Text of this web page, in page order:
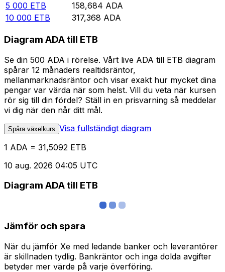
5 000 ETB 158,684 ADA
10 000 ETB 317,368 ADA
Diagram ADA till ETB
Se din 500 ADA i rörelse. Vårt live ADA till ETB diagram
spårar 12 månaders realtidsräntor,
mellanmarknadsräntor och visar exakt hur mycket dina
pengar var värda när som helst. Vill du veta när kursen
rör sig till din fördel? Ställ in en prisvarning så meddelar
vi dig när den når ditt mål.
Spåra växelkurs Visa fullständigt diagram
1 ADA = 31,5092 ETB
10 aug. 2026 04:05 UTC
Diagram ADA till ETB
Jämför och spara
När du jämför Xe med ledande banker och leverantörer
är skillnaden tydlig. Bankräntor och inga dolda avgifter
betyder mer värde på varje överföring.